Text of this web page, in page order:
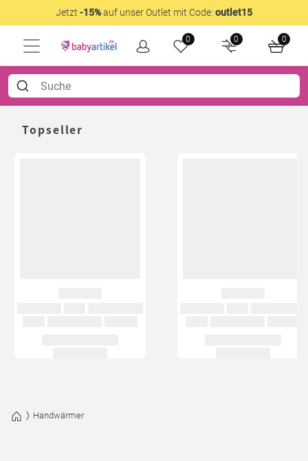
Jetzt -15%auf unser Outlet mit Code: outlet15
0 0 0
Topseller
Handwärmer